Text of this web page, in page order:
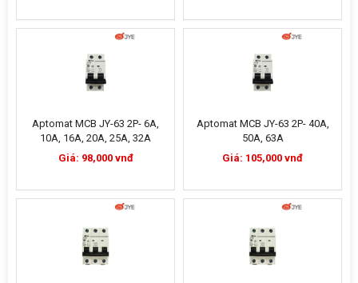
Aptomat MCB JY-63 2P- 6A,
10A, 16A, 20A, 25A, 32A
Giá: 98,000 vnđ
Aptomat MCB JY-63 2P- 40A,
50A, 63A
Giá: 105,000 vnđ